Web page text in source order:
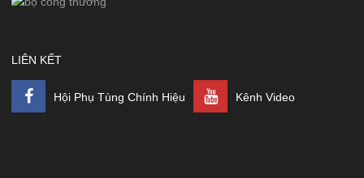
LIÊN KẾT
Hội Phụ Tùng Chính Hiệu Kênh Video